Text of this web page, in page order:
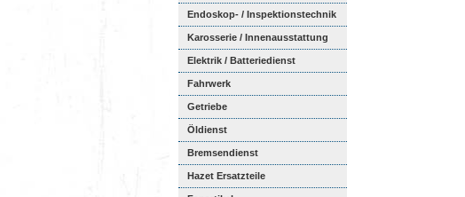
Endoskop- / Inspektionstechnik
Karosserie / Innenausstattung
Elektrik / Batteriedienst
Fahrwerk
Getriebe
Öldienst
Bremsendienst
Hazet Ersatzteile